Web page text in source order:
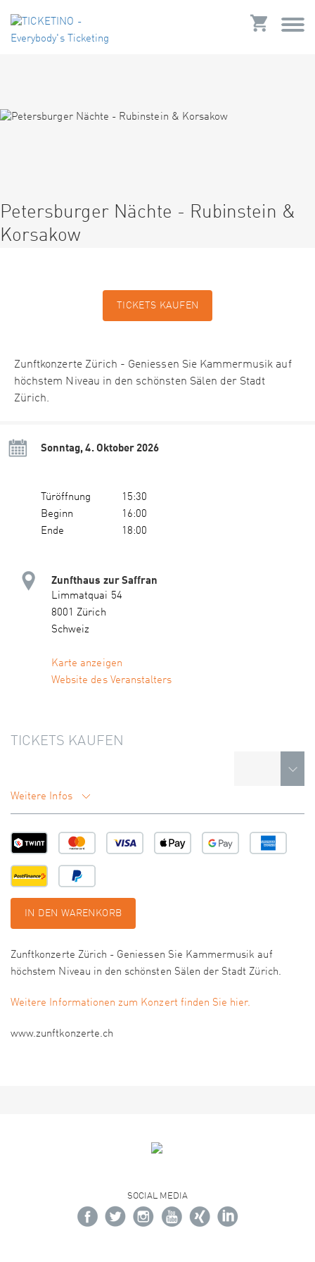
Petersburger Nächte - Rubinstein &
Korsakow
TICKETS KAUFEN
Zunftkonzerte Zürich - Geniessen Sie Kammermusik auf
höchstem Niveau in den schönsten Sälen der Stadt
Zürich.
Sonntag, 4. Oktober 2026
Türöffnung
15:30
Beginn
16:00
Ende
18:00
Zunfthaus zur Saffran
Limmatquai 54
8001 Zürich
Schweiz
Karte anzeigen
Website des Veranstalters
TICKETS KAUFEN
Weitere Infos
IN DEN WARENKORB
Zunftkonzerte Zürich - Geniessen Sie Kammermusik auf
höchstem Niveau in den schönsten Sälen der Stadt Zürich.
Weitere Informationen zum Konzert finden Sie hier.
www.zunftkonzerte.ch
SOCIAL MEDIA